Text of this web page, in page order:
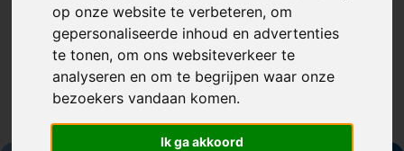
op onze website te verbeteren, om
gepersonaliseerde inhoud en advertenties
te tonen, om ons websiteverkeer te
analyseren en om te begrijpen waar onze
bezoekers vandaan komen.
Ik ga akkoord